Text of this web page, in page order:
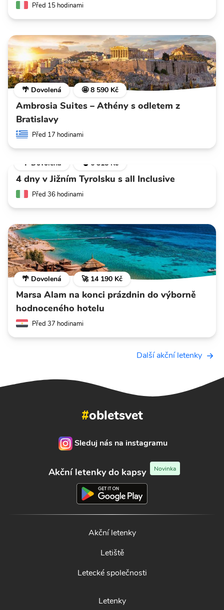
Před 15 hodinami
🌴 Dovolená 🤩 8 590 Kč
Ambrosia Suites – Athény s odletem z
Bratislavy
Před 17 hodinami
🌴 Dovolená 💣 6 318 Kč
4 dny v Jižním Tyrolsku s all Inclusive
Před 36 hodinami
🌴 Dovolená 🚀 14 190 Kč
Marsa Alam na konci prázdnin do výborně
hodnoceného hotelu
Před 37 hodinami
Další akční letenky
#obletsvet
Sleduj nás na instagramu
Akční letenky do kapsy Novinka
Akční letenky
Letiště
Letecké společnosti
Letenky